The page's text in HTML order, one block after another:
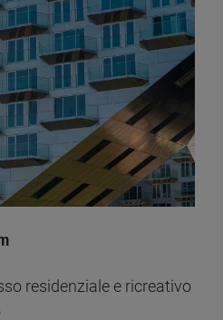
residenziale e ricreativo